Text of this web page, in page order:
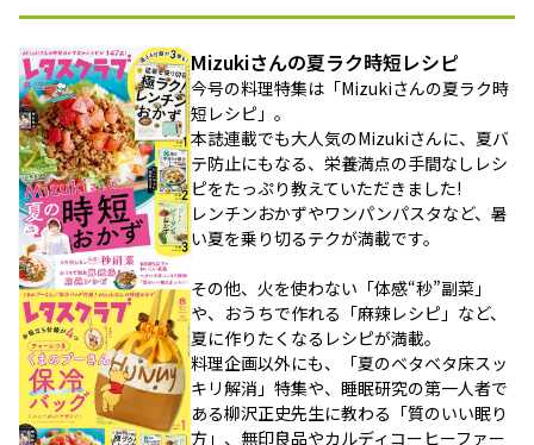
Mizukiさんの夏ラク時短レシピ
今号の料理特集は「Mizukiさんの夏ラク時
短レシピ」。
本誌連載でも大人気のMizukiさんに、夏バ
テ防止にもなる、栄養満点の手間なしレシ
ピをたっぷり教えていただきました!
レンチンおかずやワンパンパスタなど、暑
い夏を乗り切るテクが満載です。
その他、火を使わない「体感“秒”副菜」
や、おうちで作れる「麻辣レシピ」など、
夏に作りたくなるレシピが満載。
料理企画以外にも、「夏のベタベタ床スッ
キリ解消」特集や、睡眠研究の第一人者で
ある柳沢正史先生に教わる「質のいい眠り
方」、無印良品やカルディコーヒーファー